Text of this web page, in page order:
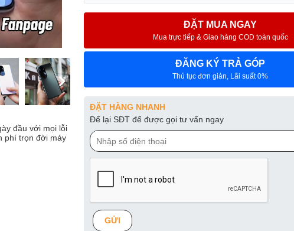
đầu với mọi lỗi
phí trọn đời máy
ĐẶT MUA NGAY
Mua trực tiếp & Giao hàng COD toàn quốc
ĐĂNG KÝ TRẢ GÓP
Thủ tục đơn giản, Lãi suất 0%
ĐẶT HÀNG NHANH
Để lại SĐT để được gọi tư vấn ngay
GỬI